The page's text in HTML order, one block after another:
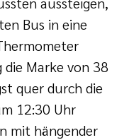
Bus in eine
Marke von 38
quer durch die
12:30 Uhr
mit hängender